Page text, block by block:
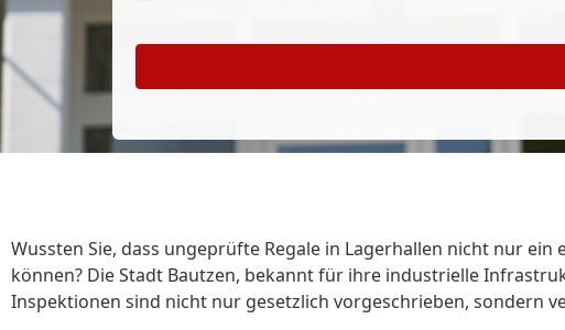
Wussten Sie, dass ungeprüfte Regale in Lagerhallen nicht nur
können? Die Stadt Bautzen, bekannt für ihre industrielle
Inspektionen sind nicht nur gesetzlich vorgeschrieben, sondern